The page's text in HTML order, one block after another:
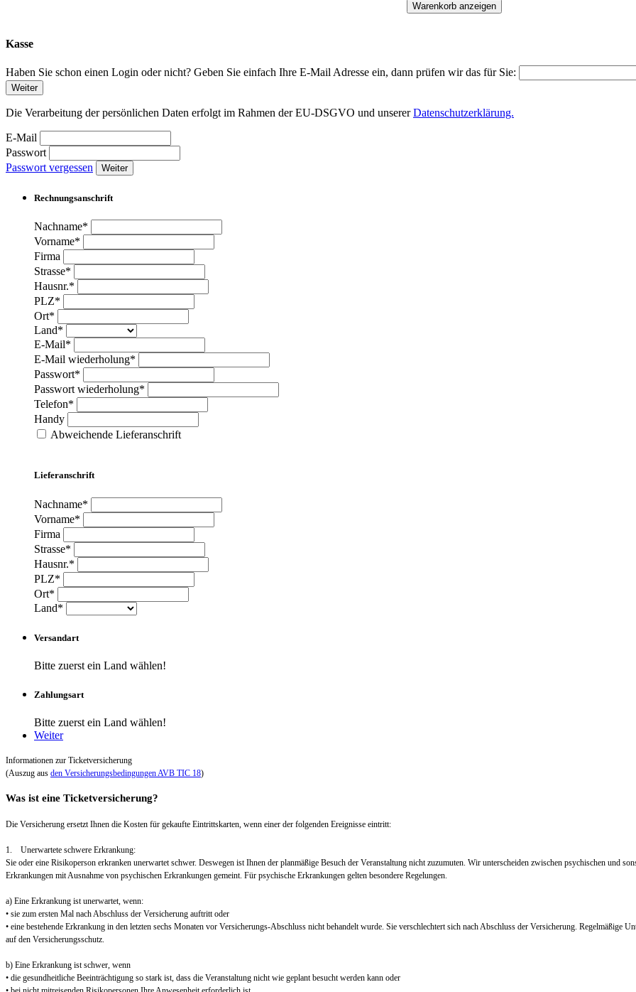
Warenkorb anzeigen
Kasse
Haben Sie schon einen Login oder nicht? Geben Sie einfach Ihre E-Mail Adresse ein, dann prüfen wir das für Sie:
Weiter
Die Verarbeitung der persönlichen Daten erfolgt im Rahmen der EU-DSGVO und unsererDatenschutzerklärung.
E-Mail
Passwort
Passwort vergessen
Weiter
Rechnungsanschrift
Nachname*
Vorname*
Firma
Strasse*
Hausnr.*
PLZ*
Ort*
Land*
E-Mail*
E-Mail wiederholung*
Passwort*
Passwort wiederholung*
Telefon*
Handy
Abweichende Lieferanschrift
Lieferanschrift
Nachname*
Vorname*
Firma
Strasse*
Hausnr.*
PLZ*
Ort*
Land*
Versandart
Bitte zuerst ein Land wählen!
Zahlungsart
Bitte zuerst ein Land wählen!
Weiter
Informationen zur Ticketversicherung
(Auszug aus den Versicherungsbedingungen AVB TIC 18)
Was ist eine Ticketversicherung?
Die Versicherung ersetzt Ihnen die Kosten für gekaufte Eintrittskarten, wenn einer der folgenden Ereignisse eintritt:
1. Unerwartete schwere Erkrankung:
Sie oder eine Risikoperson erkranken unerwartet schwer. Deswegen ist Ihnen der planmäßige Besuch der Veranstaltung nicht zuzumuten. Wir unterscheiden zwischen psychischen und
Erkrankungen mit Ausnahme von psychischen Erkrankungen gemeint. Für psychische Erkrankungen gelten besondere Regelungen.
a) Eine Erkrankung ist unerwartet, wenn:
• sie zum ersten Mal nach Abschluss der Versicherung auftritt oder
• eine bestehende Erkrankung in den letzten sechs Monaten vor Versicherungs-Abschluss nicht behandelt wurde. Sie verschlechtert sich nach Abschluss der Versicherung. Regelmäßige
auf den Versicherungsschutz.
b) Eine Erkrankung ist schwer, wenn
• die gesundheitliche Beeinträchtigung so stark ist, dass die Veranstaltung nicht wie geplant besucht werden kann oder